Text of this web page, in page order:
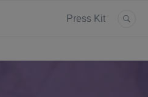
Press Kit